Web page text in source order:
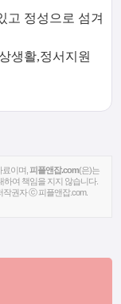
고 정성으로 섬겨
생활,정서지원
이며, 피플앤잡.com(은)는
하여 책임을 지지 않습니다.
작권자 ⓒ 피플앤잡.com.